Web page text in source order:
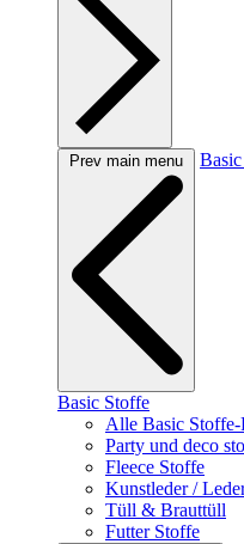
Prev main menu
Basic Stoffe
Alle Basic Stoffe-
Party und deco
Fleece Stoffe
Kunstleder /
Tüll & Brauttüll
Futter Stoffe